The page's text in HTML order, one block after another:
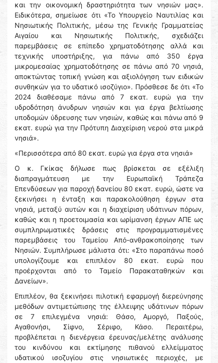
και την οικονομική δραστηριότητα των νησιών μας».
Ειδικότερα, σημείωσε ότι «Το Υπουργείο Ναυτιλίας και
Νησιωτικής Πολιτικής, μέσω της Γενικής Γραμματείας
Αιγαίου και Νησιωτικής Πολιτικής, σχεδιάζει
παρεμβάσεις σε επίπεδο χρηματοδότησης αλλά και
τεχνικής υποστήριξης, για πάνω από 350 έργα
μικρομεσαίας χρηματοδότησης σε πάνω από 70 νησιά,
αποκτώντας τοπική γνώση και αξιολόγηση των ειδικών
συνθηκών για το υδατικό ισοζύγιο». Πρόσθεσε δε ότι «Το
2024 διαθέσαμε πάνω από 7 εκατ. ευρώ για την
υδροδότηση άνυδρων νησιών και για έργα βελτίωσης
υποδομών ύδρευσης των νησιών, καθώς και πάνω από 9
εκατ. ευρώ για την Πρότυπη Διαχείριση νερού στα μικρά
νησιά».
«Περισσότερα από 80 εκατ. ευρώ για έργα στα νησιά»
Ο κ. Γκίκας δήλωσε πως βρίσκεται σε εξέλιξη
διαπραγμάτευση με την Ευρωπαϊκή Τράπεζα
Επενδύσεων για παροχή δανείου 80 εκατ. ευρώ, ώστε να
ξεκινήσει η ένταξη και παρακολούθηση έργων στα
νησιά, μεταξύ αυτών και η διαχείριση υδάτινων πόρων,
καθώς και η προετοιμασία και ωρίμανση έργων ΑΠΕ ως
συμπληρωματικές δράσεις στις προγραμματισμένες
παρεμβάσεις του Ταμείου Από-ανθρακοποίησης των
Νησιών. Συμπλήρωσε μάλιστα ότι: «Στο παραπάνω ποσό
υπολογίζουμε και επιπλέον 80 εκατ. ευρώ που
προέρχονται από το Ταμείο Παρακαταθηκών και
Δανείων».
Επιπλέον, θα ξεκινήσει πιλοτική εφαρμογή διερεύνησης
μεθόδων αντιμετώπισης της έλλειψης υδάτινων πόρων
σε 7 επιλεγμένα νησιά: Θάσο, Αμοργό, Παξούς,
Αγαθονήσι, Σίφνο, Σέριφο, Κάσο. Περαιτέρω,
προβλέπεται η διενέργεια έρευνας/μελέτης ανάλυσης
του κινδύνου και εκτίμησης πιθανού ελλείμματος
υδατικού ισοζυγίου στις νησιωτικές περιοχές, με